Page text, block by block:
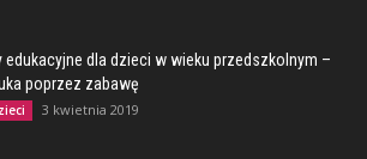
edukacyjne dla dzieci w wieku przedszkolnym –
poprzez zabawę
3 kwietnia 2019